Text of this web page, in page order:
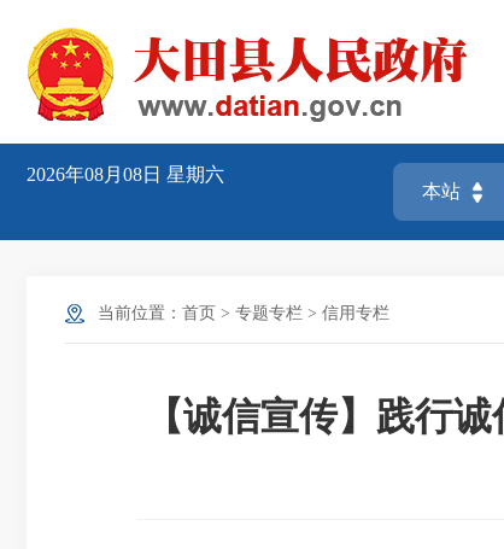
2026年08月08日 星期六
当前位置： 首页 > 专题专栏 > 信用专栏
【诚信宣传】践行